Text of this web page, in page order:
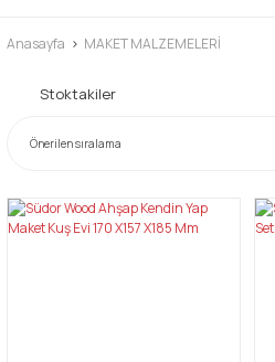
Anasayfa MAKET MALZEMELERİ
Stoktakiler